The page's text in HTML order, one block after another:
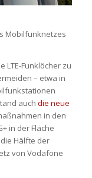
Mobilfunknetzes
LTE-Funklöcher zu
– etwa in
auch die neue
in den
in der Fläche
Hälfte der
von Vodafone